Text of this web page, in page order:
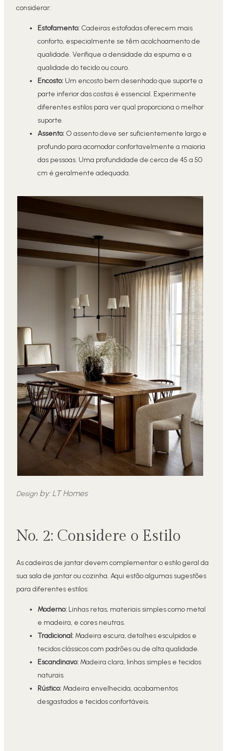
considerar:
Estofamento:Cadeiras estofadas oferecem mais
conforto, especialmente se têm acolchoamento de
qualidade. Verifique a densidade da espuma e a
qualidade do tecido ou couro.
Encosto:Um encosto bem desenhado que suporte a
parte inferior das costas é essencial. Experimente
diferentes estilos para ver qual proporciona o melhor
suporte.
Assento:O assento deve ser suficientemente largo e
profundo para acomodar confortavelmente a maioria
das pessoas. Uma profundidade de cerca de 45 a 50
cm é geralmente adequada.
Designby:LT Homes
No. 2: Considere o Estilo
As cadeiras de jantar devem complementar o estilo geral da
sua sala de jantar ou cozinha. Aqui estão algumas sugestões
para diferentes estilos:
Moderno:Linhas retas, materiais simples como metal
e madeira, e cores neutras.
Tradicional:Madeira escura, detalhes esculpidos e
tecidos clássicos com padrões ou de alta qualidade.
Escandinavo:Madeira clara, linhas simples e tecidos
naturais.
Rústico:Madeira envelhecida, acabamentos
desgastados e tecidos confortáveis.